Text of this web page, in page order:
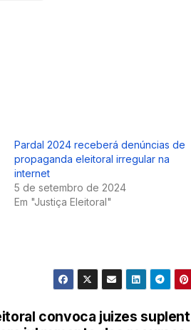
Pardal 2024 receberá denúncias de
propaganda eleitoral irregular na
internet
5 de setembro de 2024
Em "Justiça Eleitoral"
convoca juizes